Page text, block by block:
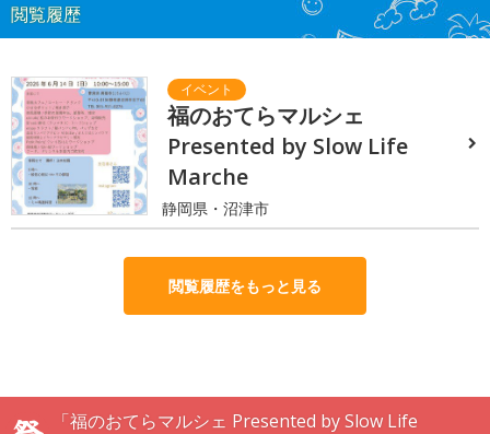
閲覧履歴
福のおてらマルシェ
Presented by Slow Life
Marche
静岡県・沼津市
閲覧履歴をもっと見る
「福のおてらマルシェ Presented by Slow Life